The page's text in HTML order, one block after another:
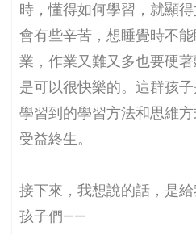
時，懂得如何學習，就顯
會有些辛苦，想睡覺時不
業，作業又難又多也要硬
是可以很快樂的。這群孩
學習到的學習方法和思維
受益終生。
接下來，我想說的話，是
孩子們——